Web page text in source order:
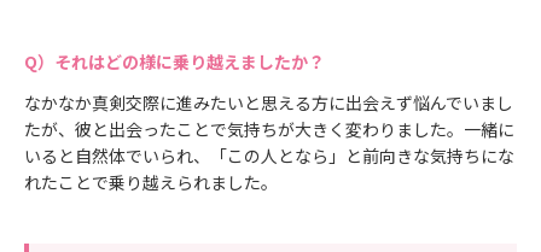
それはどの様に乗り越えましたか？
なかなか真剣交際に進みたいと思える方に出会えず悩んでいまし
たが、彼と出会ったことで気持ちが大きく変わりました。一緒に
いると自然体でいられ、「この人となら」と前向きな気持ちにな
れたことで乗り越えられました。